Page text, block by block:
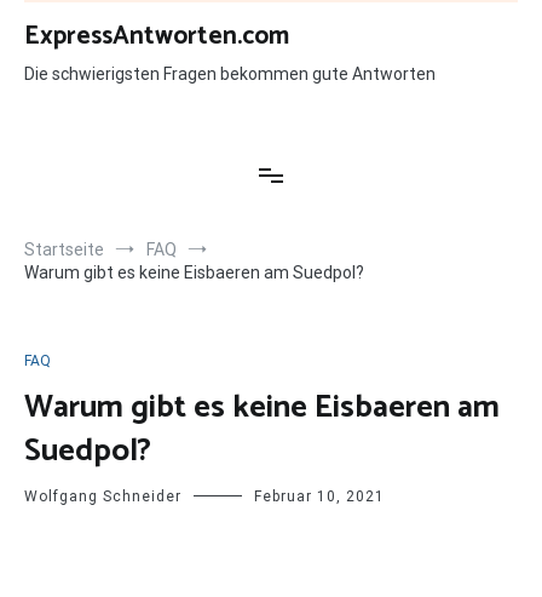
Zum
Inhalt
springen
ExpressAntworten.com
Die schwierigsten Fragen bekommen gute Antworten
Startseite
FAQ
Warum gibt es keine Eisbaeren am Suedpol?
FAQ
Warum gibt es keine Eisbaeren am
Suedpol?
Wolfgang Schneider Februar 10, 2021